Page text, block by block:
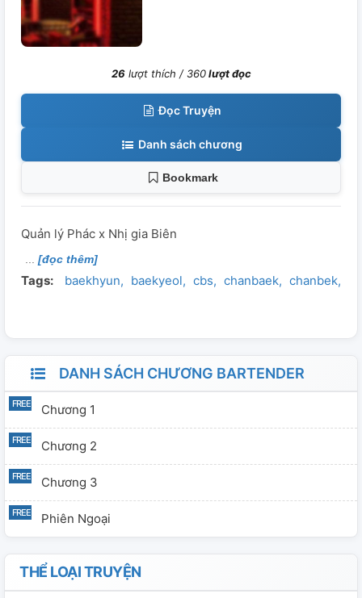
26lượt thích /360lượt đọc
Đọc Truyện
Danh sách chương
Bookmark
Quản lý Phác x Nhị gia Biên
[đọc thêm]
Tags: baekhyun baekyeol cbs chanbaek chanbek
DANH SÁCH CHƯƠNG BARTENDER
Chương 1
Chương 2
Chương 3
Phiên Ngoại
THỂ LOẠI TRUYỆN